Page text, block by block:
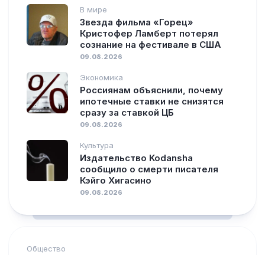
В мире
Звезда фильма «Горец»
Кристофер Ламберт потерял
сознание на фестивале в США
09.08.2026
Экономика
Россиянам объяснили, почему
ипотечные ставки не снизятся
сразу за ставкой ЦБ
09.08.2026
Культура
Издательство Kodansha
сообщило о смерти писателя
Кэйго Хигасино
09.08.2026
Общество